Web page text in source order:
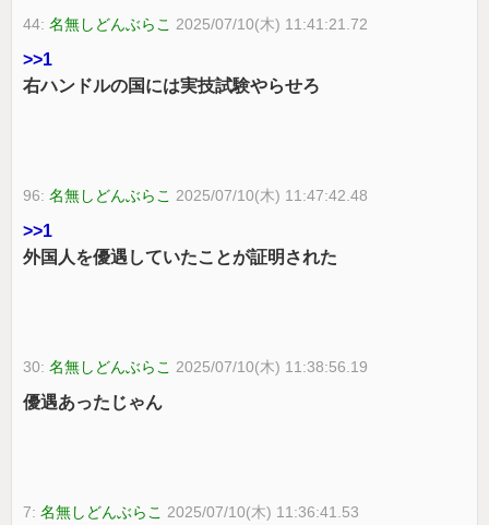
44:名無しどんぶらこ 2025/07/10(木) 11:41:21.72
>>1
右ハンドルの国には実技試験やらせろ
96:名無しどんぶらこ 2025/07/10(木) 11:47:42.48
>>1
外国人を優遇していたことが証明された
30:名無しどんぶらこ 2025/07/10(木) 11:38:56.19
優遇あったじゃん
7:名無しどんぶらこ 2025/07/10(木) 11:36:41.53